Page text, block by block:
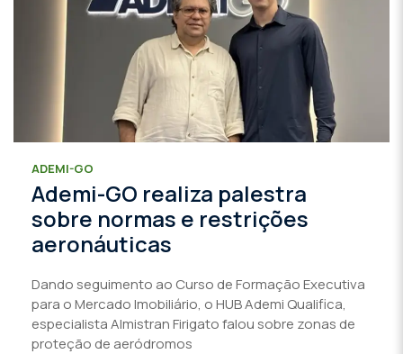
ADEMI-GO
Ademi-GO realiza palestra
sobre normas e restrições
aeronáuticas
Dando seguimento ao Curso de Formação Executiva
para o Mercado Imobiliário, o HUB Ademi Qualifica,
especialista Almistran Firigato falou sobre zonas de
proteção de aeródromos